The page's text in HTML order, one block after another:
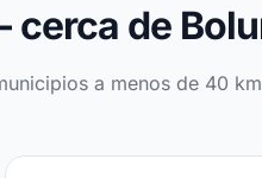
cerca de
a menos de 40 km